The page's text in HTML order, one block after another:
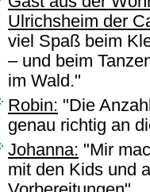
Ulrichsheim der
viel Spaß beim
– und beim
im Wald."
Robin: "Die
genau richtig an
Johanna: "Mir
mit den Kids und